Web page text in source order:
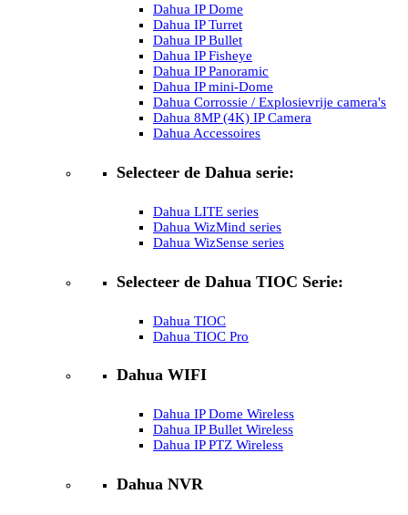
Dahua IP Dome
Dahua IP Turret
Dahua IP Bullet
Dahua IP Fisheye
Dahua IP Panoramic
Dahua IP mini-Dome
Dahua Corrossie / Explosievrije camera's
Dahua 8MP (4K) IP Camera
Dahua Accessoires
Selecteer de Dahua serie:
Dahua LITE series
Dahua WizMind series
Dahua WizSense series
Selecteer de Dahua TIOC Serie:
Dahua TIOC
Dahua TIOC Pro
Dahua WIFI
Dahua IP Dome Wireless
Dahua IP Bullet Wireless
Dahua IP PTZ Wireless
Dahua NVR